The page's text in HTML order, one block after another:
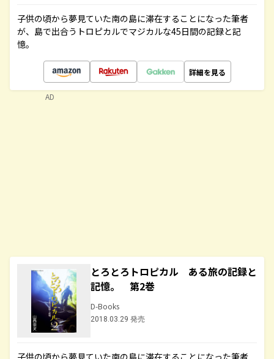
子供の頃から夢見ていた南の島に滞在することになった筆者
が、島で出合うトロピカルでマジカルな45日間の記録と記
憶。
詳細を見る
とろとろトロピカル ある旅の記録と
記憶。 第2巻
D-Books
2018.03.29 発売
子供の頃から夢見ていた南の島に滞在することになった筆者
AD